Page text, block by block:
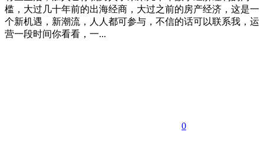
槛，大过几十年前的出海经商，大过之前的房产经济，这是一
个新机遇，新潮流，人人都可参与，不信的话可以联系我，运
营一段时间你看看，一...
0